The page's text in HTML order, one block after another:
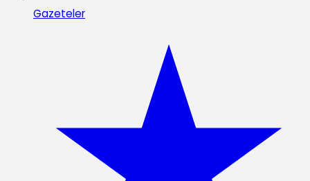
Gazeteler